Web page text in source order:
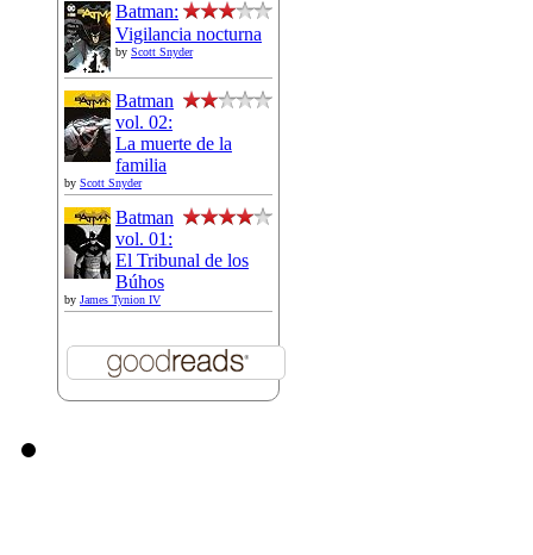
Batman:
Vigilancia nocturna
by Scott Snyder
Batman
vol. 02:
La muerte de la
familia
by Scott Snyder
Batman
vol. 01:
El Tribunal de los
Búhos
by James Tynion IV